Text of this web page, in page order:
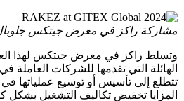
مشاركة راكز في معرض جيتكس جلوبال
وتسلط راكز في معرض جيتكس لهذا
الهائلة التي تقدمها للشركات العاملة
تتطلع إلى تأسيس أو توسيع عملياتها